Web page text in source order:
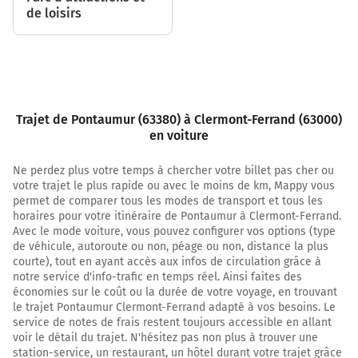
16,7 km
Continuer D941b sur 10 mètres
Tourner à gauche sur D941b (Rue du Commerce) et
continuer sur 1,6 kilomètre
Rue du Commerce
Au rond-point, prendre la 1ère sortie sur D941 et
continuer sur 3,8 kilomètres
18,7 km
22,5 km
de loisirs
Trajet de Pontaumur (63380) à Clermont-Ferrand (63000)
en voiture
Ne perdez plus votre temps à chercher votre billet pas cher ou
votre trajet le plus rapide ou avec le moins de km, Mappy vous
permet de comparer tous les modes de transport et tous les
horaires pour votre itinéraire de Pontaumur à Clermont-Ferrand.
Avec le mode voiture, vous pouvez configurer vos options (type
de véhicule, autoroute ou non, péage ou non, distance la plus
courte), tout en ayant accès aux infos de circulation grâce à
notre service d'info-trafic en temps réel. Ainsi faites des
économies sur le coût ou la durée de votre voyage, en trouvant
le trajet Pontaumur Clermont-Ferrand adapté à vos besoins. Le
service de notes de frais restent toujours accessible en allant
voir le détail du trajet. N'hésitez pas non plus à trouver une
station-service, un restaurant, un hôtel durant votre trajet grâce